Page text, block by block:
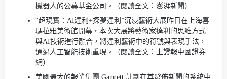
機器人的公募基金公司。（閱讀全文：澎湃新聞）
“超現實：AI達利+探夢達利”沉浸藝術大展昨日在上海喜
瑪拉雅美術館開幕，本次大展將藝術家達利的思維方式
與AI技術進行融合，將達利藝術中的符號與表現手法，
通過人工智能技術重現。（閱讀全文：上證報中國證券
網）
美國最大的報業集團 Gannett 計劃在其發佈新聞的系統中